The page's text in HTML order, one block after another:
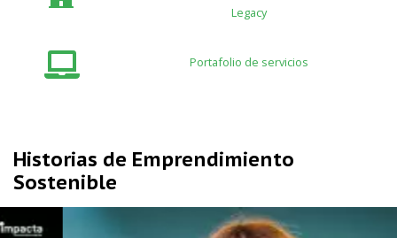
Legacy
Portafolio de servicios
Historias de Emprendimiento
Sostenible